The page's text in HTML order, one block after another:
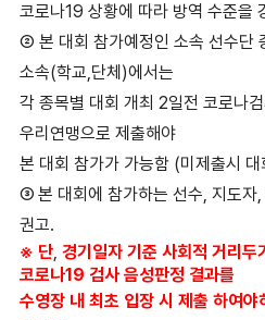
코로나19 상황에 따라 방역 수준을
② 본 대회 참가예정인 소속 선수단
소속(학교,단체 )에서는
각 종목별 대회 개최 2일전 코로나
우리연맹으로 제출해야
본 대회 참가가 가능함 (미제출시
③본 대회에 참가하는 선수,지도자
권고.
※ 단, 경기일자 기준 사회적 거리두
코로나19 검사음성판정 결과를
수영장 내 최초 입장 시 제출 하여야